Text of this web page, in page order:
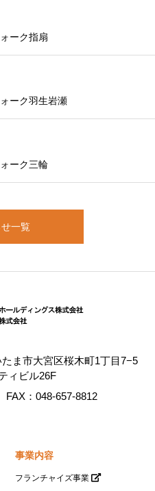
ーク指扇
ーク羽生岩瀬
ーク三輪
一覧
ま市大宮区桜木町1丁目7−5
ィビル26F
：048-657-8812
事業内容
フランチャイズ事業